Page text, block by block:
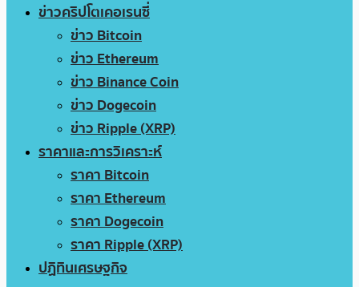
ข่าวคริปโตเคอเรนซี่
ข่าว Bitcoin
ข่าว Ethereum
ข่าว Binance Coin
ข่าว Dogecoin
ข่าว Ripple (XRP)
ราคาและการวิเคราะห์
ราคา Bitcoin
ราคา Ethereum
ราคา Dogecoin
ราคา Ripple (XRP)
ปฏิทินเศรษฐกิจ